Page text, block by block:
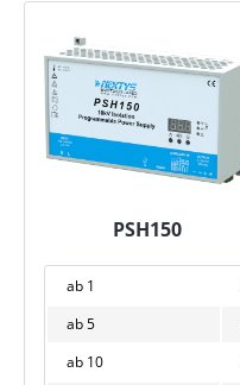
PSH150
ab 1
ab5
ab 10